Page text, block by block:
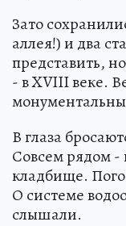
Зато
аллея!) и два
представить,
- в XVIII веке.
В глаза
Совсем рядом -
кладбище.
О системе
слышали.